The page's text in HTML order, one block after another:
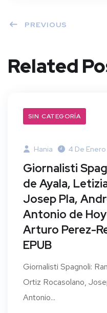
PREVIOUS
Related
SIN CATEGORÍA
Hania 4 De
Giornalisti
de Ayala,
Josep Pla,
Antonio de
Arturo Perez-
EPUB
Giornalisti Spagnoli:
Ortiz Rocasolano,
Antonio...